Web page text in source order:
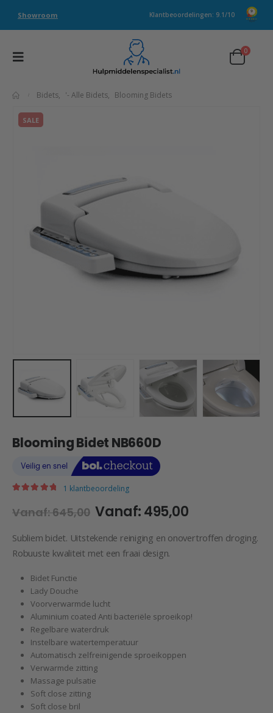
Showroom Klantbeoordelingen: 9.1/10
0
Bidets, '- Alle Bidets, Blooming Bidets
SALE
Blooming Bidet NB660D
1 klantbeoordeling
Vanaf:645,00 Vanaf:495,00
Subliem bidet. Uitstekende reiniging en onovertroffen droging.
Robuuste kwaliteit met een fraai design.
Bidet Functie
Lady Douche
Voorverwarmde lucht
Aluminium coated Anti bacteriële sproeikop!
Regelbare waterdruk
Instelbare watertemperatuur
Automatisch zelfreinigende sproeikoppen
Verwarmde zitting
Massage pulsatie
Soft close zitting
Soft close bril